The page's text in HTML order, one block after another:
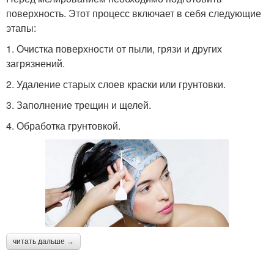
поверхность. Этот процесс включает в себя следующие
этапы:
1. Очистка поверхности от пыли, грязи и других
загрязнений.
2. Удаление старых слоев краски или грунтовки.
3. Заполнение трещин и щелей.
4. Обработка грунтовкой.
читать дальше →